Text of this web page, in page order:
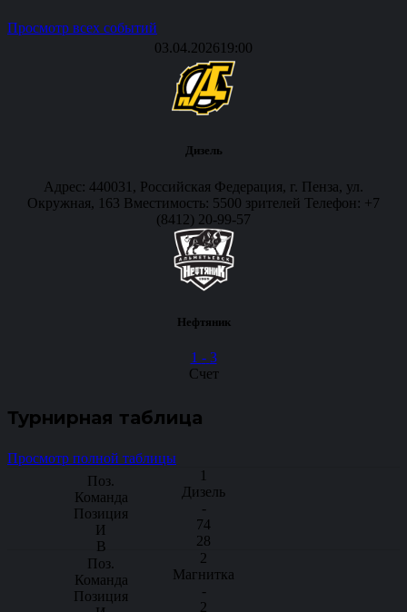
Просмотр всех событий
03.04.2026 19:00
Дизель
Адрес: 440031, Российская Федерация, г. Пенза, ул.
Окружная, 163 Вместимость: 5500 зрителей Телефон: +7
(8412) 20-99-57
Нефтяник
1 - 3
Счет
Турнирная таблица
Просмотр полной таблицы
1
Дизель
-
74
28
2
Магнитка
-
2